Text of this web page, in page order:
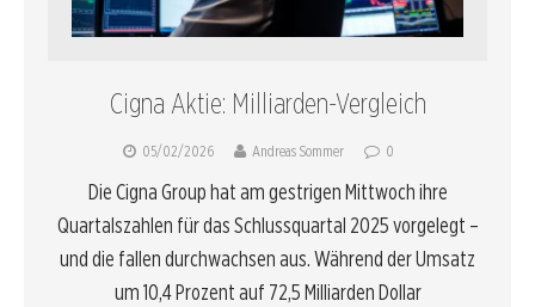
Cigna Aktie: Milliarden-Vergleich
05/02/2026 Andreas Sommer 0
Die Cigna Group hat am gestrigen Mittwoch ihre
Quartalszahlen für das Schlussquartal 2025 vorgelegt –
und die fallen durchwachsen aus. Während der Umsatz
um 10,4 Prozent auf 72,5 Milliarden Dollar